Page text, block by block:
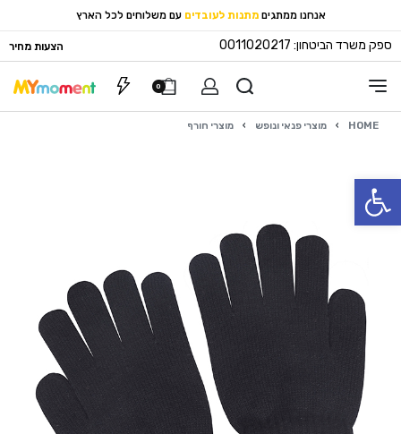
פתח סרגל נגישות
אנחנו ממתגים מתנות לעובדים עם משלוחים לכל הארץ
ספק משרד הביטחון: 0011020217 הצעות מחיר
0
HOME
› מוצרי פנאי ונופש › מוצרי חורף